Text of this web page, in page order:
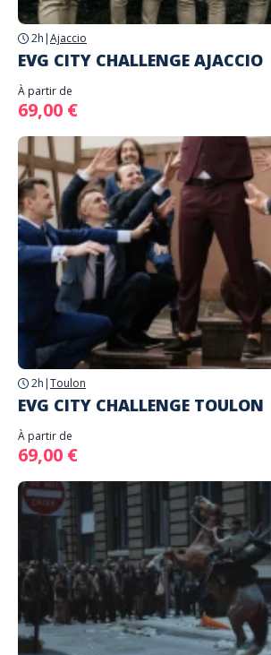
2h |Ajaccio
EVG CITY CHALLENGE AJACCIO
À partir de
69,00 €
2h |Toulon
EVG CITY CHALLENGE TOULON
À partir de
69,00 €